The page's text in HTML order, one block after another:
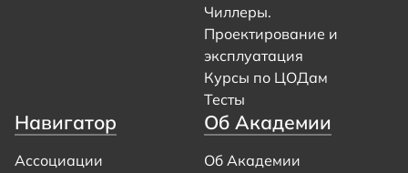
Чиллеры.
Проектирование и
эксплуатация
Курсы по ЦОДам
Тесты
Навигатор
Ассоциации
Об Академии
Об Академии